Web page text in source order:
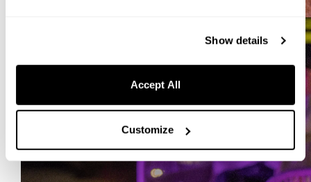
Show details
Accept All
Customize